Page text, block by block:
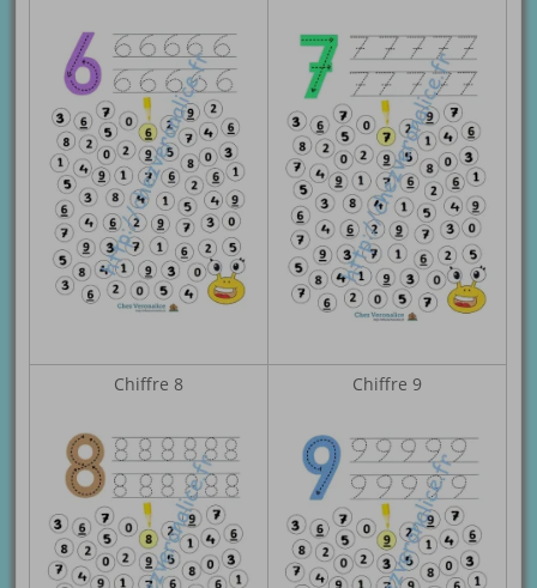
Chiffre 8 Chiffre 9